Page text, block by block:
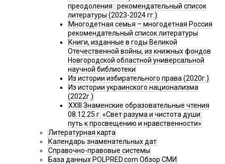
преодоления : рекомендательный список
литературы (2023-2024 гг.)
Многодетная семья – многодетная Россия
рекомендательный список литературы
Книги, изданные в годы Великой
Отечественной войны, из книжных фондов
Новгородской областной универсальной
научной библиотеки
Из истории избирательного права (2020г.)
Из истории украинского национализма
(2022г.)
XXIII Знаменские образовательные чтения
08.12.25 г. «Свет разума и чистота души:
путь к просвещению и нравственности»
Литературная карта
Календарь знаменательных дат
Справочно-правовые системы
База данных POLPRED.com Обзор СМИ